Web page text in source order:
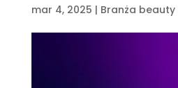
mar 4, 2025 | Branża beauty